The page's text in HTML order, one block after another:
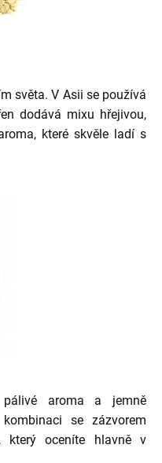
světa. V Asii se používá
dodává mixu hřejivou,
které skvěle ladí s
aroma a jemně
se zázvorem
který oceníte hlavně v